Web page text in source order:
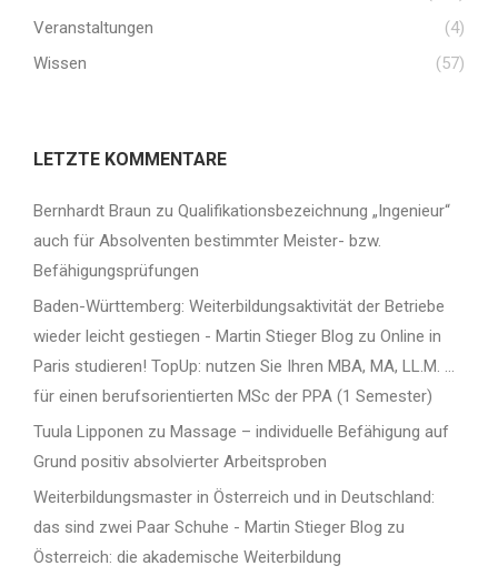
Veranstaltungen
(4)
Wissen
(57)
LETZTE KOMMENTARE
Bernhardt Braun zu Qualifikationsbezeichnung „Ingenieur“
auch für Absolventen bestimmter Meister- bzw.
Befähigungsprüfungen
Baden-Württemberg: Weiterbildungsaktivität der Betriebe
wieder leicht gestiegen - Martin Stieger Blog zu Online in
Paris studieren! TopUp: nutzen Sie Ihren MBA, MA, LL.M. …
für einen berufsorientierten MSc der PPA (1 Semester)
Tuula Lipponen zu Massage – individuelle Befähigung auf
Grund positiv absolvierter Arbeitsproben
Weiterbildungsmaster in Österreich und in Deutschland:
das sind zwei Paar Schuhe - Martin Stieger Blog zu
Österreich: die akademische Weiterbildung